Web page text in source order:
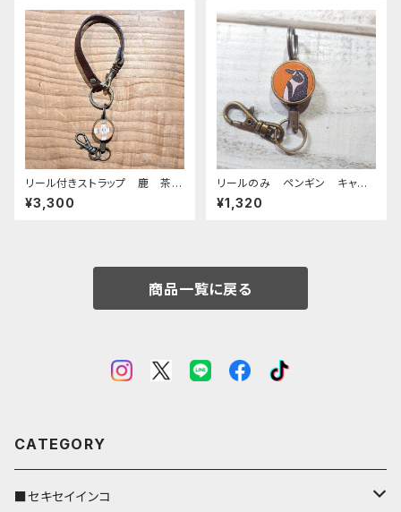
リール付きストラップ 鹿 茶
帯 しか シカ
¥3,300
リールのみ ペンギン キャメ
ル ぺんぎん
¥1,320
商品一覧に戻る
CATEGORY
■セキセイインコ